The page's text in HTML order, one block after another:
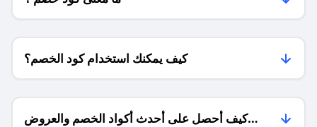
كيف يمكنك استخدام كود الخصم؟
كيف أحصل على أحدث أكواد الخصم والعروض